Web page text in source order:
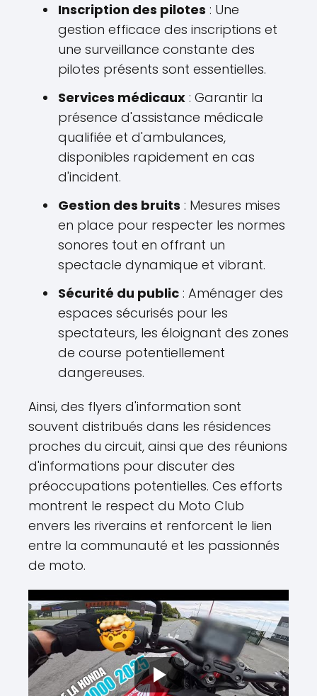
Inscription des pilotes : Une
gestion efficace des inscriptions et
une surveillance constante des
pilotes présents sont essentielles.
Services médicaux : Garantir la
présence d'assistance médicale
qualifiée et d'ambulances,
disponibles rapidement en cas
d'incident.
Gestion des bruits : Mesures mises
en place pour respecter les normes
sonores tout en offrant un
spectacle dynamique et vibrant.
Sécurité du public : Aménager des
espaces sécurisés pour les
spectateurs, les éloignant des zones
de course potentiellement
dangereuses.
Ainsi, des flyers d'information sont
souvent distribués dans les résidences
proches du circuit, ainsi que des réunions
d'informations pour discuter des
préoccupations potentielles. Ces efforts
montrent le respect du Moto Club
envers les riverains et renforcent le lien
entre la communauté et les passionnés
de moto.